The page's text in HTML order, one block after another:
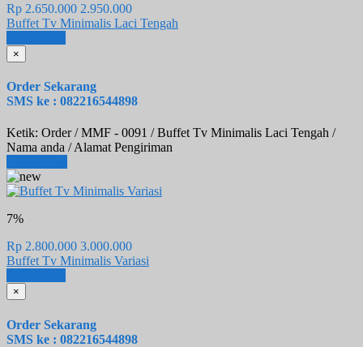
Rp 2.650.000 2.950.000
Buffet Tv Minimalis Laci Tengah
×
Order Sekarang
SMS ke : 082216544898
Ketik: Order / MMF - 0091 / Buffet Tv Minimalis Laci Tengah /
Nama anda / Alamat Pengiriman
7%
Rp 2.800.000 3.000.000
Buffet Tv Minimalis Variasi
×
Order Sekarang
SMS ke : 082216544898